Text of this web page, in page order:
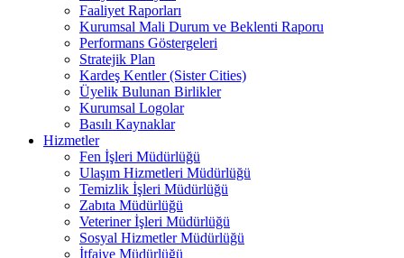
Faaliyet Raporları
Kurumsal Mali Durum ve Beklenti Raporu
Performans Göstergeleri
Stratejik Plan
Kardeş Kentler (Sister Cities)
Üyelik Bulunan Birlikler
Kurumsal Logolar
Basılı Kaynaklar
Hizmetler
Fen İşleri Müdürlüğü
Ulaşım Hizmetleri Müdürlüğü
Temizlik İşleri Müdürlüğü
Zabıta Müdürlüğü
Veteriner İşleri Müdürlüğü
Sosyal Hizmetler Müdürlüğü
İtfaiye Müdürlüğü